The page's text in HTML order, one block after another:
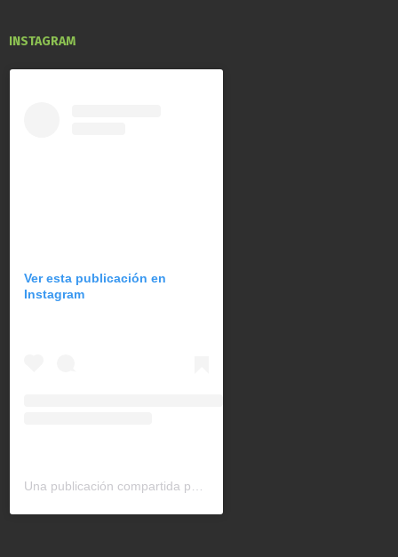
INSTAGRAM
Ver esta publicación en
Instagram